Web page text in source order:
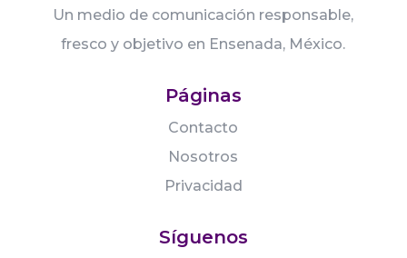
Un medio de comunicación responsable,
fresco y objetivo en Ensenada, México.
Páginas
Contacto
Nosotros
Privacidad
Síguenos